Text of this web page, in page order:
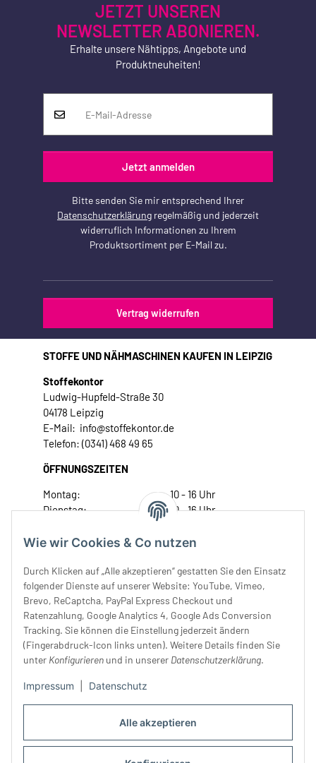
Alle akzeptieren
Wie wir Cookies & Co nutzen
Durch Klicken auf „Alle akzeptieren“ gestatten Sie den Einsatz
folgender Dienste auf unserer Website: YouTube, Vimeo,
Brevo, ReCaptcha, PayPal Express Checkout und
Ratenzahlung, Google Analytics 4, Google Ads Conversion
Tracking. Sie können die Einstellung jederzeit ändern
(Fingerabdruck-Icon links unten). Weitere Details finden Sie
unter Konfigurieren und in unserer Datenschutzerklärung.
Impressum Datenschutz
JETZT UNSEREN
NEWSLETTER ABONIEREN.
Erhalte unsere Nähtipps, Angebote und
Produktneuheiten!
Jetzt anmelden
Bitte senden Sie mir entsprechend Ihrer
Datenschutzerklärung regelmäßig und jederzeit
widerruflich Informationen zu Ihrem
Produktsortiment per E-Mail zu.
Vertrag widerrufen
STOFFE UND NÄHMASCHINEN KAUFEN IN LEIPZIG
Stoffekontor
Ludwig-Hupfeld-Straße 30
04178 Leipzig
E-Mail: info@stoffekontor.de
Telefon: (0341) 468 49 65
ÖFFNUNGSZEITEN
Montag:
10 - 16 Uhr
Dienstag:
10 - 16 Uhr
Donnerstag:
10 - 18 Uhr
Samstag:
10 - 14 Uhr
Unser Service
Rechtliches